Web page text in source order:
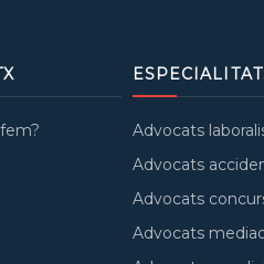
Advocats
Advocats
Advocats
Advocats